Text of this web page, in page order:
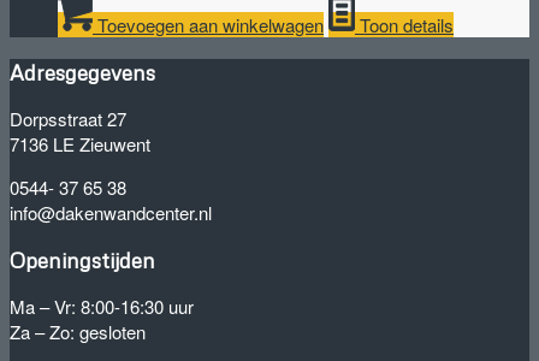
Toevoegen aan winkelwagen Toon details
Adresgegevens
Dorpsstraat 27
7136 LE Zieuwent
0544- 37 65 38
info@dakenwandcenter.nl
Openingstijden
Ma – Vr: 8:00-16:30 uur
Za – Zo: gesloten